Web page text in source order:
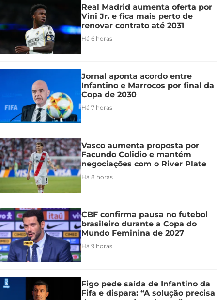
Real Madrid aumenta oferta por
Vini Jr. e fica mais perto de
renovar contrato até 2031
Há 6 horas
Jornal aponta acordo entre
Infantino e Marrocos por final da
Copa de 2030
Há 7 horas
Vasco aumenta proposta por
Facundo Colidio e mantém
negociações com o River Plate
Há 8 horas
CBF confirma pausa no futebol
brasileiro durante a Copa do
Mundo Feminina de 2027
Há 9 horas
Figo pede saída de Infantino da
Fifa e dispara: “A solução precisa